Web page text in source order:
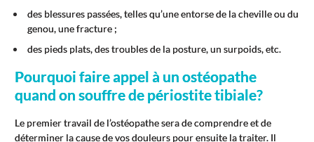
des blessures passées, telles qu’une entorse de la cheville ou du
genou, une fracture ;
des pieds plats, des troubles de la posture, un surpoids, etc.
Pourquoi faire appel à un ostéopathe
quand on souffre de périostite tibiale?
Le premier travail de l’ostéopathe sera de comprendre et de
déterminer la cause de vos douleurs pour ensuite la traiter. Il